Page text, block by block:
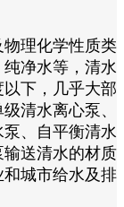
理化学性质类
净水等，清水
下，几乎大部
清水离心泵、
、自平衡清水
送清水的材质
城市给水及排